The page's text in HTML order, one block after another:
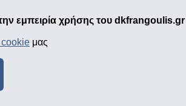
εμπειρία χρήσης του dkfrangoulis.gr
cookie μας